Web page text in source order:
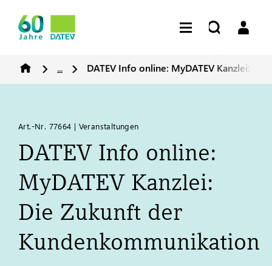
... DATEV Info online: MyDATEV Kanzlei:
Art.-Nr. 77664 | Veranstaltungen
DATEVInfo online:
MyDATEVKanzlei:
Die Zukunft der
Kundenkommunikation